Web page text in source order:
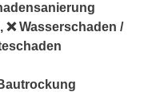
Wasserschaden /